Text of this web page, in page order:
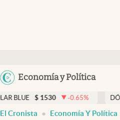
Economía y Política
Members
Economía y Política
Finanzas y Mercados
-0.65% DÓLAR TARJETA
El Cronista Economía Y Política